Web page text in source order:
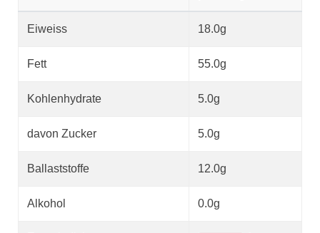
Eiweiss 18.0g
Fett 55.0g
Kohlenhydrate 5.0g
davon Zucker 5.0g
Ballaststoffe 12.0g
Alkohol 0.0g